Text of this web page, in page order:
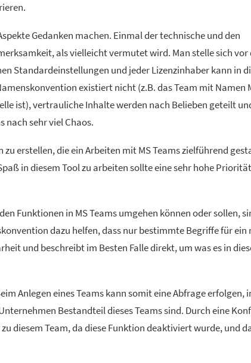
Gedanken machen. Einmal der technische und den
als vielleicht vermutet wird. Man stelle sich vor
Standardeinstellungen und jeder Lizenzinhaber kann in
existiert nicht (z.B. das Team mit Namen
ist), vertrauliche Inhalte werden nach Belieben geteilt
nach sehr viel Chaos.
erstellen, die ein Arbeiten mit MS Teams zielführend
in diesem Tool zu arbeiten sollte eine sehr hohe
Funktionen in MS Teams umgehen können oder sollen,
dazu helfen, dass nur bestimmte Begriffe für ein
und beschreibt im Besten Falle direkt, um was es in
Anlegen eines Teams kann somit eine Abfrage erfolgen,
Bestandteil dieses Teams sind. Durch eine
diesem Team, da diese Funktion deaktiviert wurde, und